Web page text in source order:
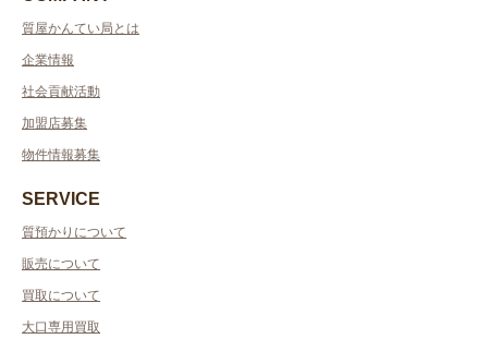
質屋かんてい局とは
企業情報
社会貢献活動
加盟店募集
物件情報募集
SERVICE
質預かりについて
販売について
買取について
大口専用買取